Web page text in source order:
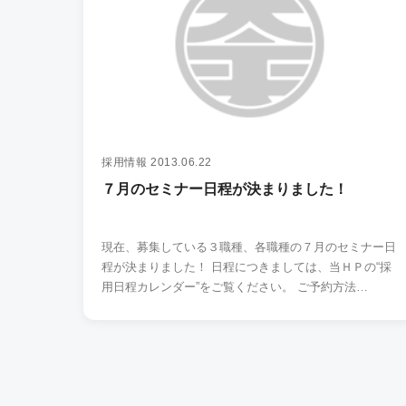
採用情報 2013.06.22
７月のセミナー日程が決まりました！
現在、募集している３職種、各職種の７月のセミナー日
程が決まりました！ 日程につきましては、当ＨＰの“採
用日程カレンダー”をご覧ください。 ご予約方法…